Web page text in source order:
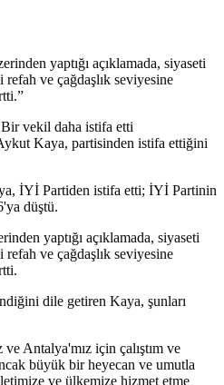
yaptığı açıklamada, siyaseti
ve çağdaşlık seviyesine
”
vekil daha istifa etti
Kaya, partisinden istifa ettiğini
İYİ Partiden istifa etti; İYİ Partinin
düştü.
yaptığı açıklamada, siyaseti
ve çağdaşlık seviyesine
dile getiren Kaya, şunları
Antalya'mız için çalıştım ve
büyük bir heyecan ve umutla
ve ülkemize hizmet etme